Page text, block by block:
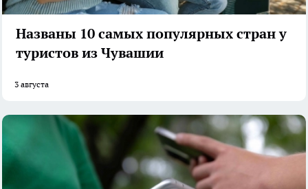
Названы 10 самых популярных стран у
туристов из Чувашии
3 августа